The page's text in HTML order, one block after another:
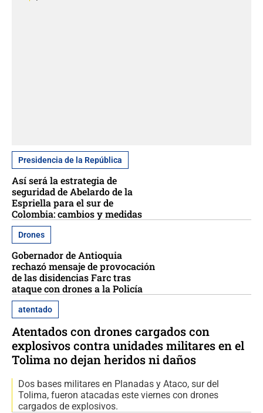
Presidencia de la República
Así será la estrategia de
seguridad de Abelardo de la
Espriella para el sur de
Colombia: cambios y medidas
Drones
Gobernador de Antioquia
rechazó mensaje de provocación
de las disidencias Farc tras
ataque con drones a la Policía
atentado
Atentados con drones cargados con
explosivos contra unidades militares en el
Tolima no dejan heridos ni daños
Dos bases militares en Planadas y Ataco, sur del
Tolima, fueron atacadas este viernes con drones
cargados de explosivos.